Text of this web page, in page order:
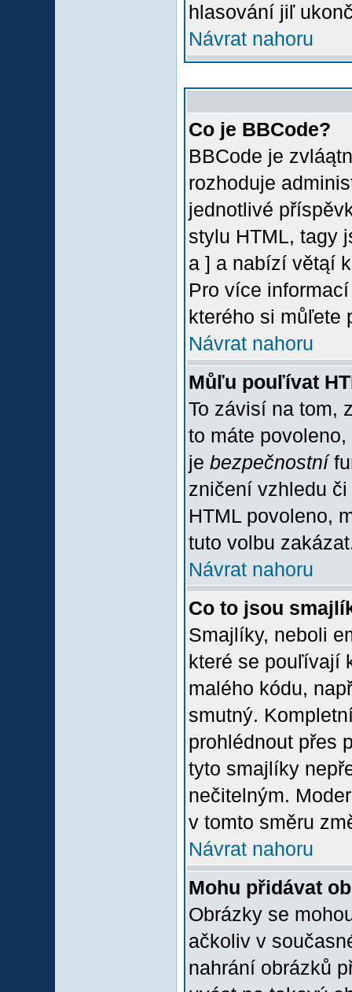
hlasování jiľ
Návrat nahoru
Co je BBCode?
BBCode je
rozhoduje
jednotlivé
stylu HTML, tagy
a ] a nabízí větąí
Pro více
kterého si můľete
Návrat nahoru
Můľu pouľívat
To závisí na tom,
to máte
je bezpečnostní
zničení vzhledu
HTML povoleno,
tuto volbu
Návrat nahoru
Co to jsou
Smajlíky, neboli
které se pouľívají
malého kódu,
smutný.
prohlédnout přes
tyto smajlíky
nečitelným.
v tomto směru
Návrat nahoru
Mohu přidávat
Obrázky se
ačkoliv v
nahrání obrázků